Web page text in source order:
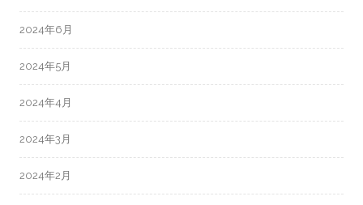
2024年6月
2024年5月
2024年4月
2024年3月
2024年2月